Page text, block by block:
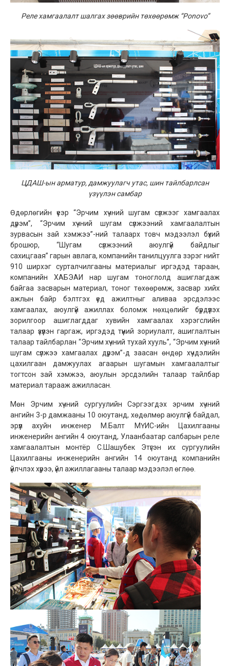
Реле хамгаалалт шалгах зөөврийн төхөөрөмж “Ponovo”
ЦДАШ-ын арматур, дамжуулагч утас, шин тайлбарлсан
үзүүлэн самбар
Өдөрлөгийн үеэр “Эрчим хүчний шугам сүлжээг хамгаалах
дүрэм”, “Эрчим хүчний шугам сүлжээний хамгаалалтын
зурвасын зай хэмжээ”-ний талаарх товч мэдээлэл бүхий
брошюр, “Шугам сүлжээний аюулгүй байдлыг
сахицгаая” гарын авлага, компанийн танилцуулга зэрэг нийт
910 ширхэг сурталчилгааны материалыг иргэдэд тараан,
компанийн ХАБЭАИ нар шугам тоноглолд ашиглагдаж
байгаа засварын материал, тоног төхөөрөмж, засвар хийх
ажлын байр бэлтгэх үед ажилтныг аливаа эрсдэлээс
хамгаалах, аюулгүй ажиллах боломж нөхцөлийг бүрдүүлэх
зорилгоор ашиглагддаг хувийн хамгаалах хэрэгслийн
талаар үзүүлэн гаргаж, иргэдэд түүний зориулалт, ашиглалтын
талаар тайлбарлан “Эрчим хүчний тухай хууль”, “Эрчим хүчний
шугам сүлжээ хамгаалах дүрэм”-д заасан өндөр хүчдэлийн
цахилгаан дамжуулах агаарын шугамын хамгаалалтыг
тогтсон зай хэмжээ, аюулын эрсдэлийн талаар тайлбар
материал тарааж ажилласан.
Мөн Эрчим хүчний сургуулийн Сэргээгдэх эрчим хүчний
ангийн 3-р дамжааны 10 оюутанд, хөдөлмөр аюулгүй байдал,
эрүүл ахуйн инженер М.Балт МҮИС-ийн Цахилгааны
инженерийн ангийн 4 оюутанд, Улаанбаатар салбарын реле
хамгаалалтын монтёр С.Шашубек Этүгэн их сургуулийн
Цахилгааны инженерийн ангийн 14 оюутанд компанийн
үйлчлэх хүрээ, үйл ажиллагааны талаар мэдээлэл өглөө.